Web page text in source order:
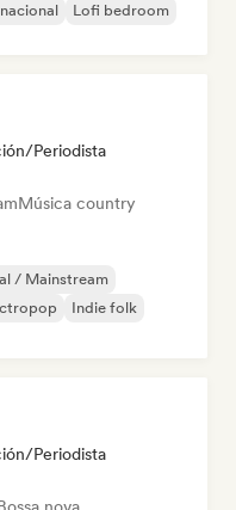
Lofi bedroom
Periodista
Música country
/ Mainstream
Indie folk
Periodista